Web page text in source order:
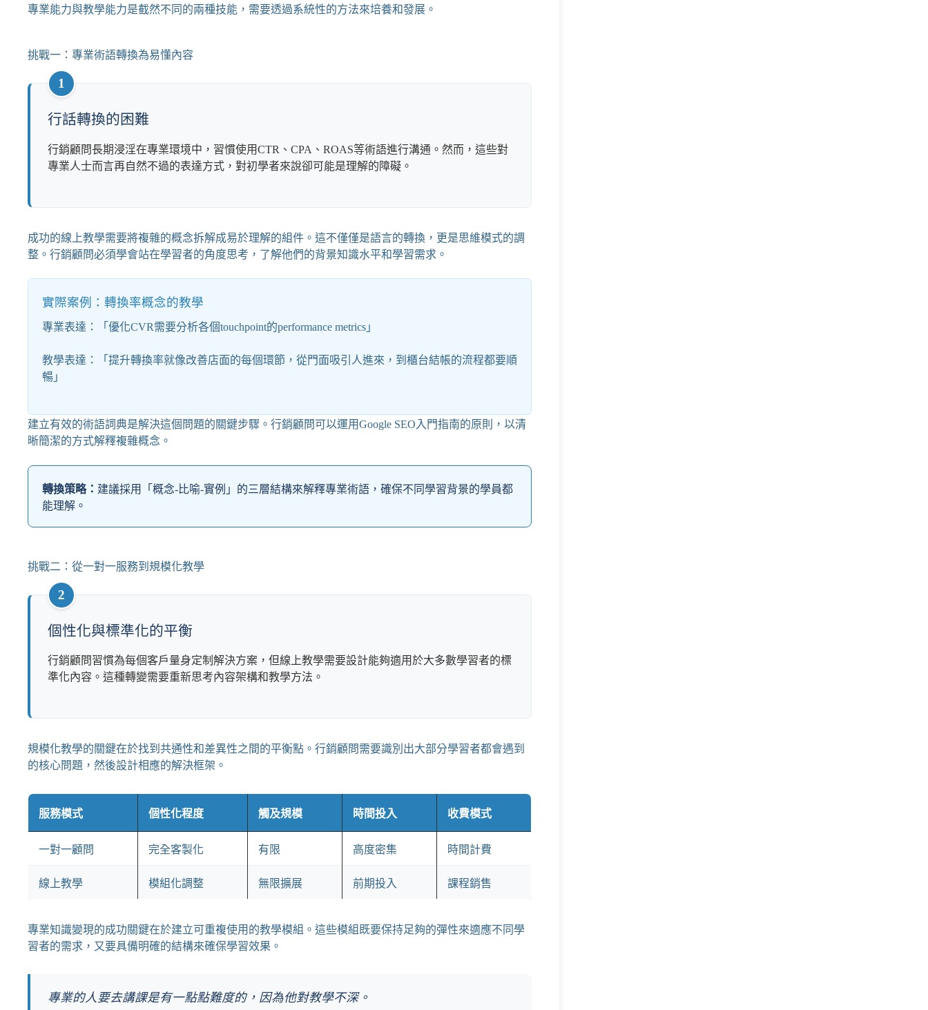
專業能力與教學能力是截然不同的兩種技能，需要透過系統性的方法來培養和發展。
挑戰一：專業術語轉換為易懂內容
1
行話轉換的困難
行銷顧問長期浸淫在專業環境中，習慣使用CTR、CPA、ROAS等術語進行溝通。然而，這些對
專業人士而言再自然不過的表達方式，對初學者來說卻可能是理解的障礙。
成功的線上教學需要將複雜的概念拆解成易於理解的組件。這不僅僅是語言的轉換，更是思維模式的調
整。行銷顧問必須學會站在學習者的角度思考，了解他們的背景知識水平和學習需求。
實際案例：轉換率概念的教學
專業表達：「優化CVR需要分析各個touchpoint的performance metrics」
教學表達：「提升轉換率就像改善店面的每個環節，從門面吸引人進來，到櫃台結帳的流程都要順
暢」
建立有效的術語詞典是解決這個問題的關鍵步驟。行銷顧問可以運用Google SEO入門指南的原則，以清
晰簡潔的方式解釋複雜概念。
轉換策略： 建議採用「概念-比喻-實例」的三層結構來解釋專業術語，確保不同學習背景的學員都
能理解。
挑戰二：從一對一服務到規模化教學
2
個性化與標準化的平衡
行銷顧問習慣為每個客戶量身定制解決方案，但線上教學需要設計能夠適用於大多數學習者的標
準化內容。這種轉變需要重新思考內容架構和教學方法。
規模化教學的關鍵在於找到共通性和差異性之間的平衡點。行銷顧問需要識別出大部分學習者都會遇到
的核心問題，然後設計相應的解決框架。
服務模式 個性化程度 觸及規模 時間投入 收費模式
一對一顧問 完全客製化 有限 高度密集 時間計費
線上教學 模組化調整 無限擴展 前期投入 課程銷售
專業知識變現的成功關鍵在於建立可重複使用的教學模組。這些模組既要保持足夠的彈性來適應不同學
習者的需求，又要具備明確的結構來確保學習效果。
專業的人要去講課是有一點點難度的，因為他對教學不深。